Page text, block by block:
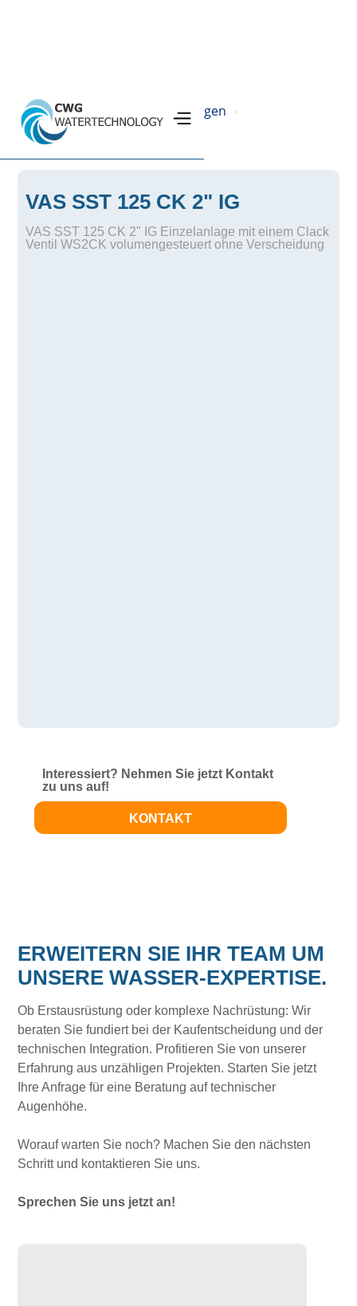
Home › Produkte Filteranlagen ›
SST Ionenaustauscheranlage
VAS SST 125 CK 2" IG
VAS SST 125 CK 2" IG Einzelanlage mit einem Clack
Ventil WS2CK volumengesteuert ohne Verscheidung
Interessiert? Nehmen Sie jetzt Kontakt
zu uns auf!
KONTAKT
ERWEITERN SIE IHR TEAM UM
UNSERE WASSER-EXPERTISE.
Ob Erstausrüstung oder komplexe Nachrüstung: Wir
beraten Sie fundiert bei der Kaufentscheidung und der
technischen Integration. Profitieren Sie von unserer
Erfahrung aus unzähligen Projekten. Starten Sie jetzt
Ihre Anfrage für eine Beratung auf technischer
Augenhöhe.
Worauf warten Sie noch? Machen Sie den nächsten
Schritt und kontaktieren Sie uns.
Sprechen Sie uns jetzt an!